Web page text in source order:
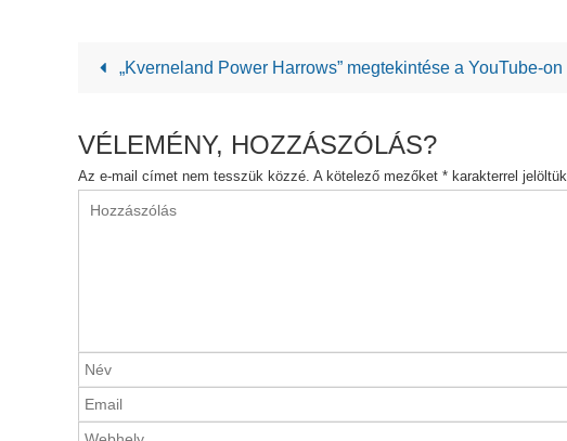
„Kverneland Power Harrows” megtekintése a YouTube-on
VÉLEMÉNY, HOZZÁSZÓLÁS?
Az e-mail címet nem tesszük közzé. A kötelező mezőket * karakterrel jelöltük